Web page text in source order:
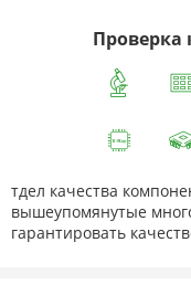
Проверка
тдел качества
вышеупомянутые
гарантировать